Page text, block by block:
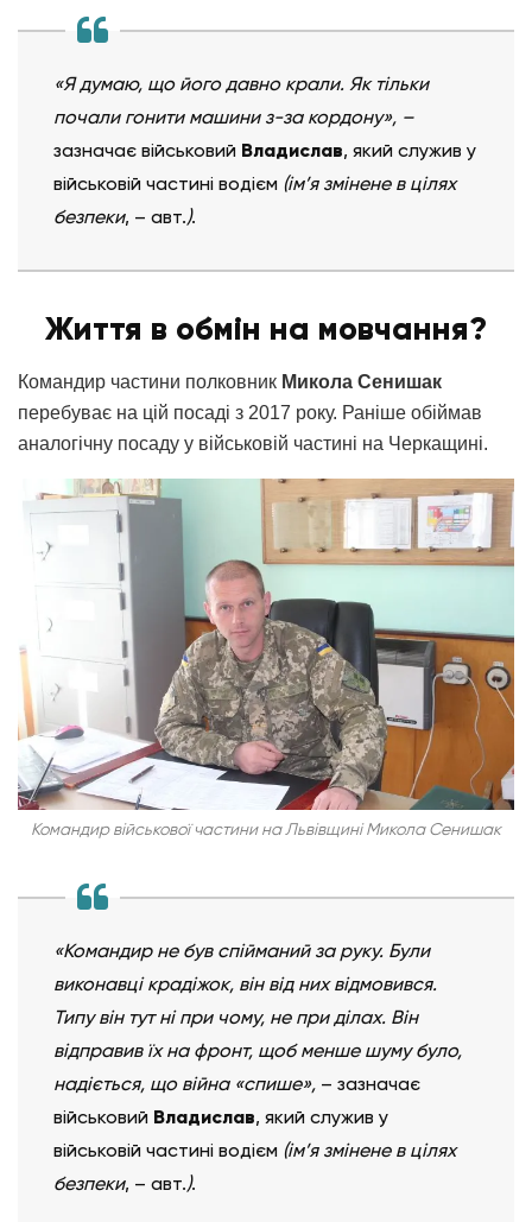
«Я думаю, що його давно крали. Як тільки
почали гонити машини з-за кордону», –
зазначає військовий Владислав, який служив у
військовій частині водієм (ім’я змінене в цілях
безпеки, – авт.).
Життя в обмін на мовчання?
Командир частини полковник Микола Сенишак
перебуває на цій посаді з 2017 року. Раніше обіймав
аналогічну посаду у військовій частині на Черкащині.
Командир військової частини на Львівщині Микола Сенишак
«Командир не був спійманий за руку. Були
виконавці крадіжок, він від них відмовився.
Типу він тут ні при чому, не при ділах. Він
відправив їх на фронт, щоб менше шуму було,
надіється, що війна «спише», – зазначає
військовий Владислав, який служив у
військовій частині водієм (ім’я змінене в цілях
безпеки, – авт.).